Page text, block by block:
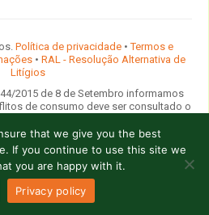
Política de privacidade•Termos e
• RAL - Resolução Alternativa de
Litígios
2015 de 8 de Setembro informamos
de consumo deve ser consultado o
doTurismo de Portugalou qualquer
na lista disponibilizada pela Direcção
do Consumidor.
byCrochet
that we give you the best
If you continue to use this site we
you are happy with it.
Privacy policy